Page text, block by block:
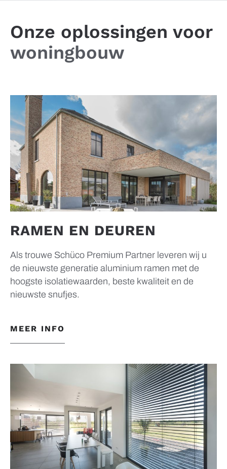
Onze oplossingen voor
woningbouw
RAMEN EN DEUREN
Als trouwe Schüco Premium Partner leveren wij u
de nieuwste generatie aluminium ramen met de
hoogste isolatiewaarden, beste kwaliteit en de
nieuwste snufjes.
MEER INFO